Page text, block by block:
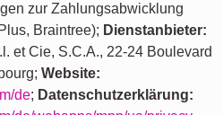
zur Zahlungsabwicklung
Braintree); Dienstanbieter:
et Cie, S.C.A., 22-24 Boulevard
Website:
de; Datenschutzerklärung: